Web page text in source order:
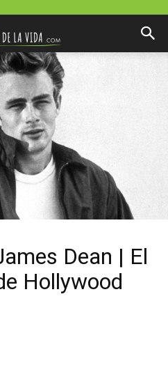
Dean | El
Hollywood